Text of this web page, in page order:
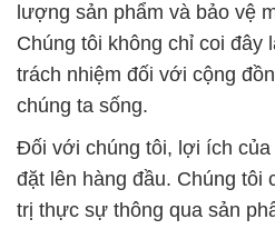
lượng sản phẩm và bảo vệ
Chúng tôi không chỉ coi đây
trách nhiệm đối với cộng
chúng ta sống.
Đối với chúng tôi, lợi ích
đặt lên hàng đầu. Chúng tôi
trị thực sự thông qua sản